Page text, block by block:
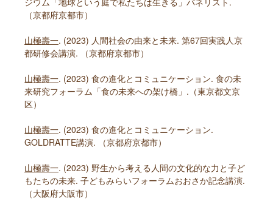
（京都府京都市）
山極壽一. (2023) 人間社会の由来と未来. 第67回実践人京
都研修会講演. （京都府京都市）
山極壽一. (2023) 食の進化とコミュニケーション. 食の未
来研究フォーラム「食の未来への架け橋」.（東京都文京
区）
山極壽一. (2023) 食の進化とコミュニケーション.
GOLDRATTE講演. （京都府京都市）
山極壽一. (2023) 野生から考える人間の文化的な力と子ど
もたちの未来. 子どもみらいフォーラムおおさか記念講演.
（大阪府大阪市）